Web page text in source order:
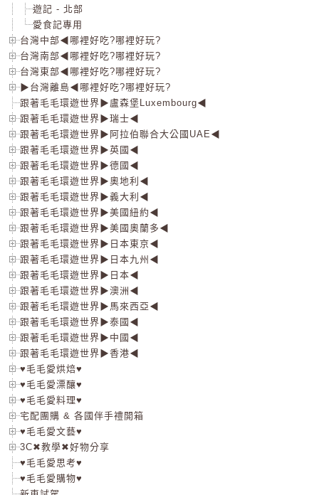
遊記 - 北部
愛食記專用
台灣中部◀哪裡好吃?哪裡好玩?
台灣南部◀哪裡好吃?哪裡好玩?
台灣東部◀哪裡好吃?哪裡好玩?
▶台灣離島◀哪裡好吃?哪裡好玩?
跟著毛毛環遊世界▶盧森堡Luxembourg◀
跟著毛毛環遊世界▶瑞士◀
跟著毛毛環遊世界▶阿拉伯聯合大公國UAE◀
跟著毛毛環遊世界▶英國◀
跟著毛毛環遊世界▶德國◀
跟著毛毛環遊世界▶奧地利◀
跟著毛毛環遊世界▶義大利◀
跟著毛毛環遊世界▶美國紐約◀
跟著毛毛環遊世界▶美國奧蘭多◀
跟著毛毛環遊世界▶日本東京◀
跟著毛毛環遊世界▶日本九州◀
跟著毛毛環遊世界▶日本◀
跟著毛毛環遊世界▶澳洲◀
跟著毛毛環遊世界▶馬來西亞◀
跟著毛毛環遊世界▶泰國◀
跟著毛毛環遊世界▶中國◀
跟著毛毛環遊世界▶香港◀
♥毛毛愛烘焙♥
♥毛毛愛漂釀♥
♥毛毛愛料理♥
宅配團購 & 各國伴手禮開箱
♥毛毛愛文藝♥
3C✖教學✖好物分享
♥毛毛愛思考♥
♥毛毛愛購物♥